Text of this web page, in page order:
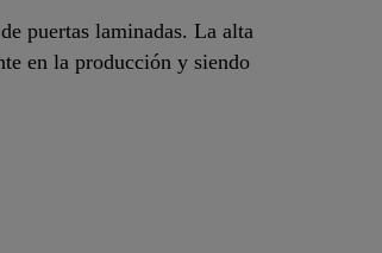
puertas laminadas. La alta
en la producción y siendo